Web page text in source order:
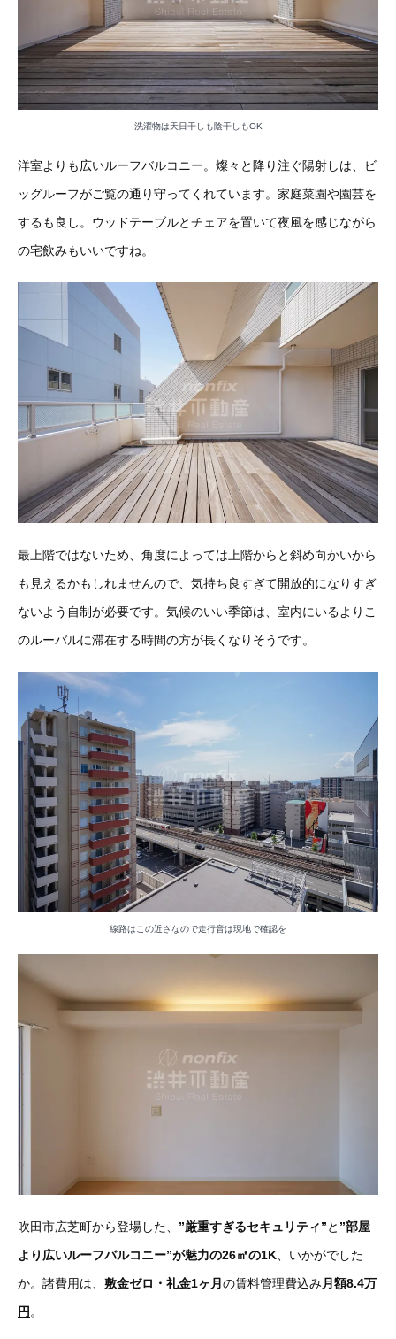
洗濯物は天日干しも陰干しもOK
洋室よりも広いルーフバルコニー。燦々と降り注ぐ陽射しは、ビ
ッグルーフがご覧の通り守ってくれています。家庭菜園や園芸を
するも良し。ウッドテーブルとチェアを置いて夜風を感じながら
の宅飲みもいいですね。
最上階ではないため、角度によっては上階からと斜め向かいから
も見えるかもしれませんので、気持ち良すぎて開放的になりすぎ
ないよう自制が必要です。気候のいい季節は、室内にいるよりこ
のルーバルに滞在する時間の方が長くなりそうです。
線路はこの近さなので走行音は現地で確認を
吹田市広芝町から登場した、 ”厳重すぎるセキュリティ”と ”部屋
より広いルーフバルコニー”が魅力の26㎡の1K 、いかがでした
か。諸費用は、 敷金ゼロ・礼金1ヶ月 の賃料管理費込み 月額8.4万
円 。